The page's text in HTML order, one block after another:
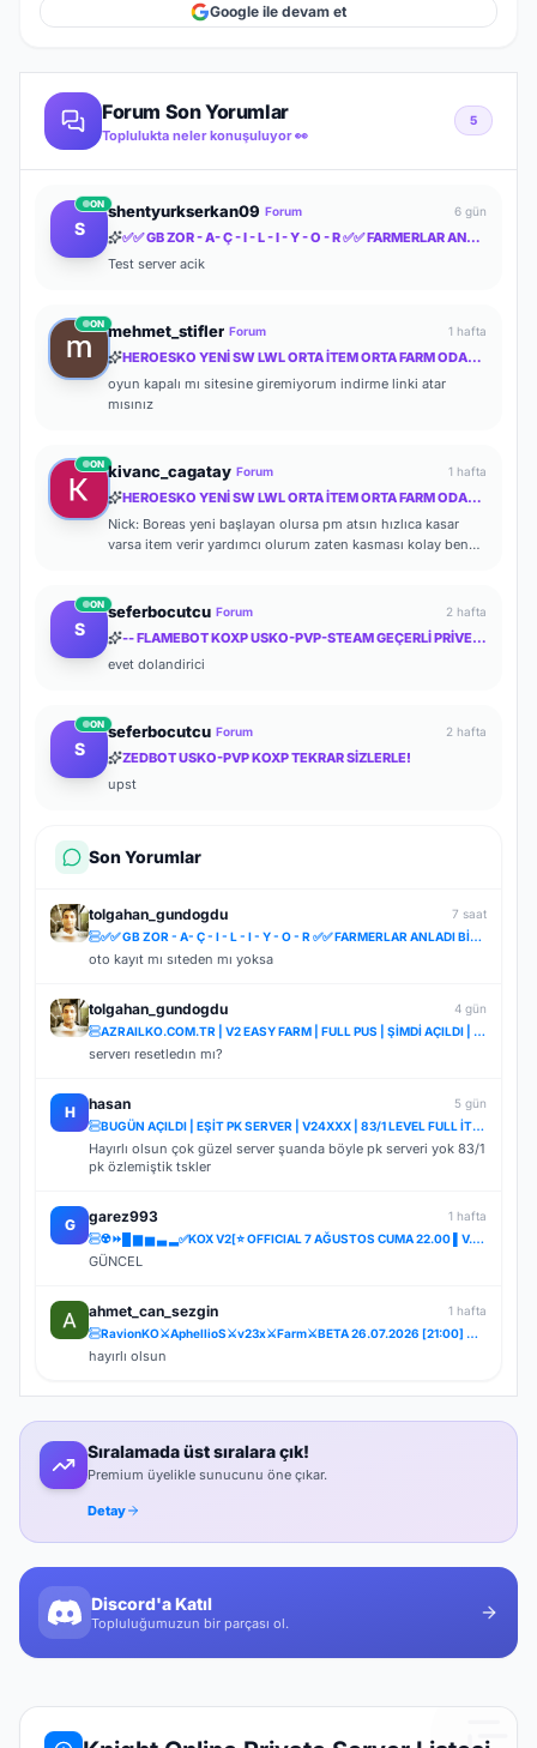
Google ile devam et
Forum Son Yorumlar
Toplulukta neler konuşuluyor 👀
5
S
ON shentyurkserkan09 Forum 6 gün
✅✅ GB ZOR - A- Ç - I - L - I - Y - O - R ✅✅ FARMERLAR ANLADI BİLE !! MYTHKO 20:00 'da ONLİNE ✅✅
Test server acik
ON mehmet_stifler Forum 1 hafta
HEROESKO YENİ SW LWL ORTA İTEM ORTA FARM ODAKLI HERKESİ BEKLERİZ
oyun kapalı mı sitesine giremiyorum indirme linki atar
mısınız
ON kivanc_cagatay Forum 1 hafta
HEROESKO YENİ SW LWL ORTA İTEM ORTA FARM ODAKLI HERKESİ BEKLERİZ
Nick: Boreas yeni başlayan olursa pm atsın hızlıca kasar
varsa item verir yardımcı olurum zaten kasması kolay ben
S
ON seferbocutcu Forum 2 hafta
-- FLAMEBOT KOXP USKO-PVP-STEAM GEÇERLİ PRİVETE KOXP--
evet dolandirici
S
ON seferbocutcu Forum 2 hafta
ZEDBOT USKO-PVP KOXP TEKRAR SİZLERLE!
upst
Son Yorumlar
tolgahan_gundogdu
7 saat
✅✅ GB ZOR - A- Ç - I - L - I - Y - O - R ✅✅ FARMERLAR ANLADI BİLE !! MYTHKO 20:00 'da ONLİNE ✅✅
oto kayıt mı sıteden mı yoksa
tolgahan_gundogdu
4 gün
AZRAILKO.COM.TR | V2 EASY FARM | FULL PUS | ŞİMDİ AÇILDI | İNDİR BAŞLA
serverı resetledın mı?
H hasan
5 gün
BUGÜN AÇILDI | EŞİT PK SERVER | V24XXX | 83/1 LEVEL FULL İTEM | İTEM SATIŞI YOKTUR
Hayırlı olsun çok güzel server şuanda böyle pk serveri yok 83/1
pk özlemiştik tskler
G garez993
1 hafta
☢️⏩█ ▆ ▅ ▃ ▂✅KOX V2[⭐ OFFICIAL 7 AĞUSTOS CUMA 22.00 ▌V.2⭐] ✅ ⚔️⋆ BOL ETKİNLİK ⋆⚔️ ⋆ LIGHT FARM ⚔️
GÜNCEL
ahmet_can_sezgin
1 hafta
RavionKO⚔️AphellioS⚔️v23x⚔️Farm⚔️BETA 26.07.2026 [21:00] ⚔️OFFİCAL 31.07.2026 [21:00]⚔️Bakiye Ödüllü
hayırlı olsun
Sıralamada üst sıralara çık!
Premium üyelikle sunucunu öne çıkar.
Detay
Discord'a Katıl
Topluluğumuzun bir parçası ol.